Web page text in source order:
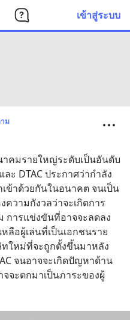
เข้าสู่ระบบ
ม
คมรายใหญ่ระดับเป็นอันดับ
ละ DTAC ประกาศว่ากำลัง
ข้าด้วยกันในอนาคต จนเป็น
วามกังวลว่าจะเกิดการ
ารแข่งขันที่อาจจะลดลง
ลือผู้เล่นที่เป็นเอกชนราย
ทใหม่ที่จะถูกตั้งขึ้นมาหลัง
จนอาจจะเกิดปัญหาด้าน
จะตกมาเป็นภาระของผู้